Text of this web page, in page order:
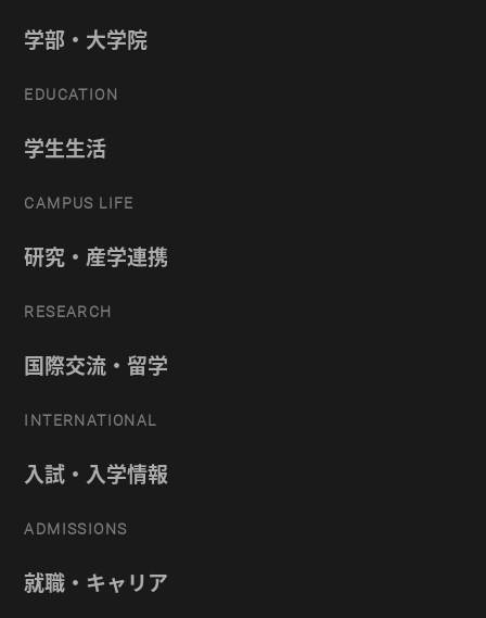
学部・大学院
EDUCATION
学生生活
CAMPUS LIFE
研究・産学連携
RESEARCH
国際交流・留学
INTERNATIONAL
入試・入学情報
ADMISSIONS
就職・キャリア